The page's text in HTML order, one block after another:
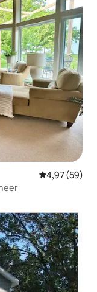
Gemiddelde
4,97 (59)